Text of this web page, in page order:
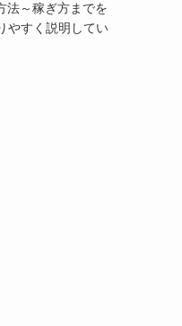
法～稼ぎ方までを
やすく説明してい